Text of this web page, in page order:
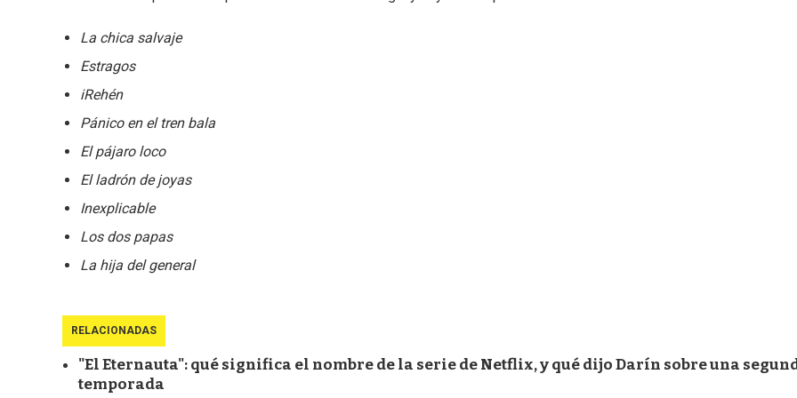
La chica salvaje
Estragos
iRehén
Pánico en el tren bala
El pájaro loco
El ladrón de joyas
Inexplicable
Los dos papas
La hija del general
RELACIONADAS
"El Eternauta": qué significa el nombre de la serie de Netflix, y qué dijo Darín sobre una
temporada